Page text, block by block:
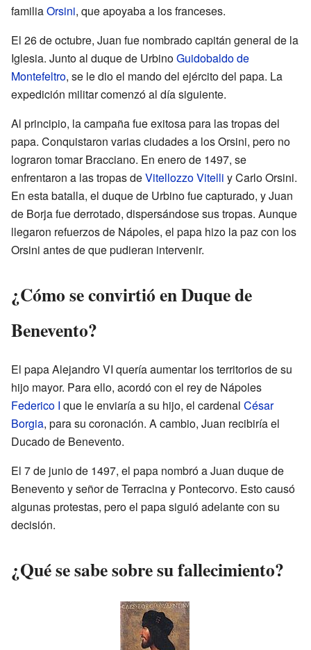
familiaOrsini, que apoyaba a los franceses.
El 26 de octubre, Juan fue nombrado capitán general de la
Iglesia. Junto al duque de UrbinoGuidobaldo de
Montefeltro, se le dio el mando del ejército del papa. La
expedición militar comenzó al día siguiente.
Al principio, la campaña fue exitosa para las tropas del
papa. Conquistaron varias ciudades a los Orsini, pero no
lograron tomar Bracciano. En enero de 1497, se
enfrentaron a las tropas deVitellozzo Vitelli y Carlo Orsini.
En esta batalla, el duque de Urbino fue capturado, y Juan
de Borja fue derrotado, dispersándose sus tropas. Aunque
llegaron refuerzos de Nápoles, el papa hizo la paz con los
Orsini antes de que pudieran intervenir.
¿Cómo se convirtió en Duque de
Benevento?
El papa Alejandro VI quería aumentar los territorios de su
hijo mayor. Para ello, acordó con el rey de Nápoles
Federico I que le enviaría a su hijo, el cardenal César
Borgia, para su coronación. A cambio, Juan recibiría el
Ducado de Benevento.
El 7 de junio de 1497, el papa nombró a Juan duque de
Benevento y señor de Terracina y Pontecorvo. Esto causó
algunas protestas, pero el papa siguió adelante con su
decisión.
¿Qué se sabe sobre su fallecimiento?